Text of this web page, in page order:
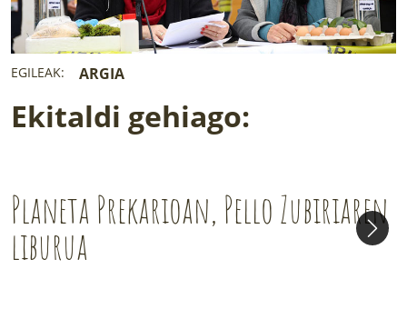
EGILEAK: ARGIA
Ekitaldi gehiago:
Planeta Prekarioan, Pello Zubiriaren
liburua